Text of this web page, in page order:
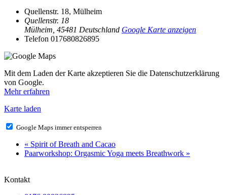
Quellenstr. 18, Mülheim
Quellenstr. 18
Mülheim 45481 Deutschland Google Karte anzeigen
Telefon 017680826895
Mit dem Laden der Karte akzeptieren Sie die Datenschutzerklärung
von Google.
Mehr erfahren
Karte laden
Google Maps immer entsperren
« Spirit of Breath and Cacao
Paarworkshop: Orgasmic Yoga meets Breathwork »
Kontakt